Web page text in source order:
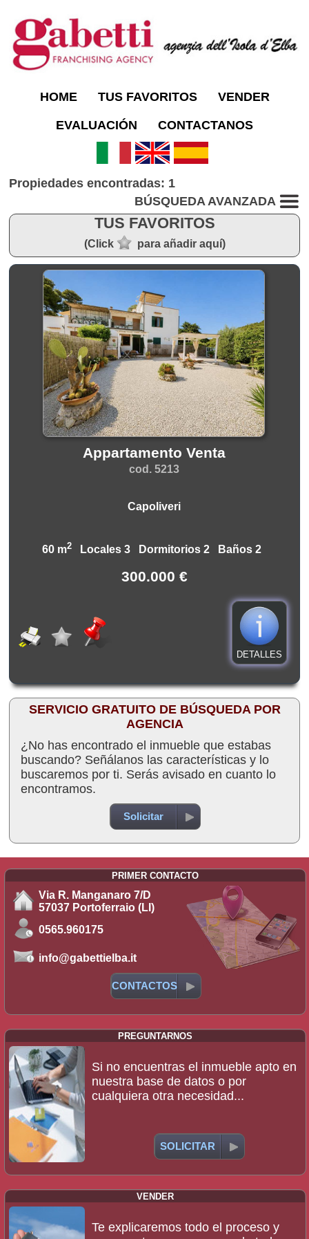
HOME TUS FAVORITOS VENDER
EVALUACIÓN CONTACTANOS
Propiedades encontradas: 1
BÚSQUEDA AVANZADA
TUS FAVORITOS
(Click para añadir aquí)
Appartamento Venta
cod. 5213
Capoliveri
60 m2Locales 3 Dormitorios 2 Baños 2
300.000 €
DETALLES
SERVICIO GRATUITO DE BÚSQUEDA POR
AGENCIA
¿No has encontrado el inmueble que estabas
buscando? Señálanos las características y lo
buscaremos por ti. Serás avisado en cuanto lo
encontramos.
Solicitar
PRIMER CONTACTO
Via R. Manganaro 7/D
57037 Portoferraio (LI)
0565.960175
info@gabettielba.it
CONTACTOS
PREGUNTARNOS
Si no encuentras el inmueble apto en
nuestra base de datos o por
cualquiera otra necesidad...
SOLICITAR
VENDER
Te explicaremos todo el proceso y